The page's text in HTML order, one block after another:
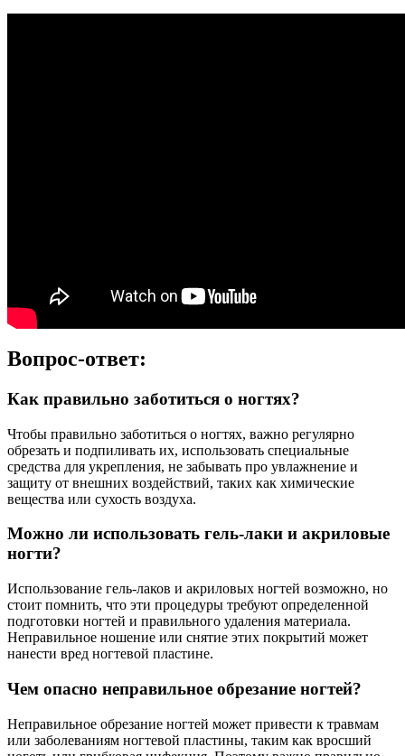
Вопрос-ответ:
Как правильно заботиться о ногтях?
Чтобы правильно заботиться о ногтях, важно регулярно
обрезать и подпиливать их, использовать специальные
средства для укрепления, не забывать про увлажнение и
защиту от внешних воздействий, таких как химические
вещества или сухость воздуха.
Можно ли использовать гель-лаки и акриловые
ногти?
Использование гель-лаков и акриловых ногтей возможно, но
стоит помнить, что эти процедуры требуют определенной
подготовки ногтей и правильного удаления материала.
Неправильное ношение или снятие этих покрытий может
нанести вред ногтевой пластине.
Чем опасно неправильное обрезание ногтей?
Неправильное обрезание ногтей может привести к травмам
или заболеваниям ногтевой пластины, таким как вросший